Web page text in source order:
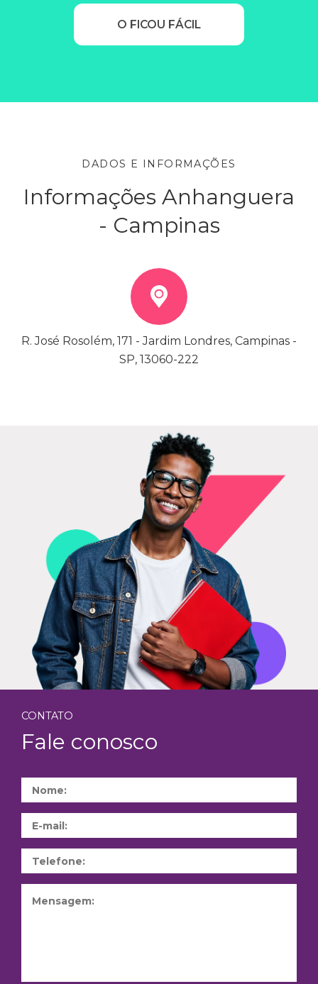
O FICOU FÁCIL
DADOS E INFORMAÇÕES
Informações Anhanguera
- Campinas
R. José Rosolém, 171 - Jardim Londres, Campinas -
SP, 13060-222
CONTATO
Fale conosco